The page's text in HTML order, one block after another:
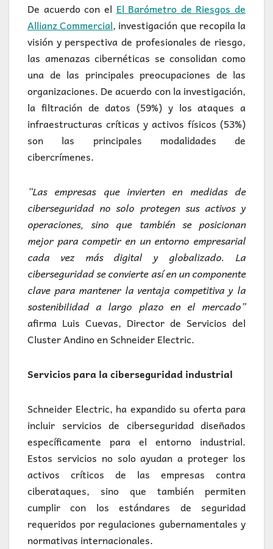
De acuerdo con el El Barómetro de Riesgos de
Allianz Commercial, investigación que recopila la
visión y perspectiva de profesionales de riesgo,
las amenazas cibernéticas se consolidan como
una de las principales preocupaciones de las
organizaciones. De acuerdo con la investigación,
la filtración de datos (59%) y los ataques a
infraestructuras críticas y activos físicos (53%)
son las principales modalidades de
cibercrímenes.
“Las empresas que invierten en medidas de
ciberseguridad no solo protegen sus activos y
operaciones, sino que también se posicionan
mejor para competir en un entorno empresarial
cada vez más digital y globalizado. La
ciberseguridad se convierte así en un componente
clave para mantener la ventaja competitiva y la
sostenibilidad a largo plazo en el mercado”
afirma Luis Cuevas, Director de Servicios del
Cluster Andino en Schneider Electric.
Servicios para la ciberseguridad industrial
Schneider Electric, ha expandido su oferta para
incluir servicios de ciberseguridad diseñados
específicamente para el entorno industrial.
Estos servicios no solo ayudan a proteger los
activos críticos de las empresas contra
ciberataques, sino que también permiten
cumplir con los estándares de seguridad
requeridos por regulaciones gubernamentales y
normativas internacionales.